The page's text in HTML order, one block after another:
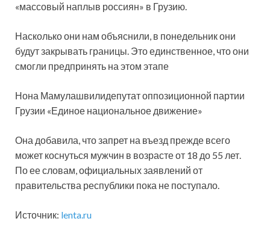
«массовый наплыв россиян» в Грузию.
Насколько они нам объяснили, в понедельник они
будут закрывать границы. Это единственное, что они
смогли предпринять на этом этапе
Нона Мамулашвилидепутат оппозиционной партии
Грузии «Единое национальное движение»
Она добавила, что запрет на въезд прежде всего
может коснуться мужчин в возрасте от 18 до 55 лет.
По ее словам, официальных заявлений от
правительства республики пока не поступало.
Источник: lenta.ru